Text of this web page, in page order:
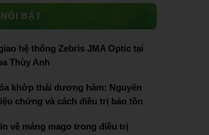
BẬT
hệ thống Zebris JMA Optic tại
Thùy Anh
khớp thái dương hàm: Nguyên
chứng và cách điều trị bảo tồn
về máng mago trong điều trị